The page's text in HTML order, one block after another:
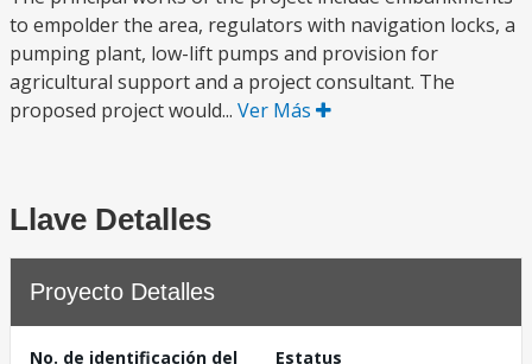
to empolder the area, regulators with navigation locks, a
pumping plant, low-lift pumps and provision for
agricultural support and a project consultant. The
proposed project would... Ver Más
Llave Detalles
Proyecto Detalles
No. de identificación del
Estatus